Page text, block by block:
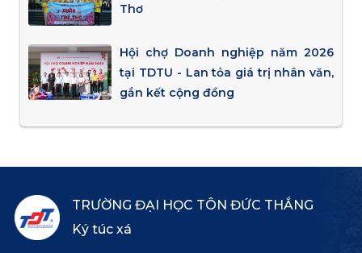
Thơ
Hội chợ Doanh nghiệp năm 2026
tại TDTU - Lan tỏa giá trị nhân văn,
gắn kết cộng đồng
TRƯỜNG ĐẠI HỌC TÔN ĐỨC THẮNG
Ký túc xá